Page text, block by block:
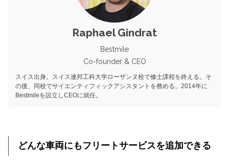
Raphael Gindrat
Bestmile
Co-founder & CEO
スイス出身。スイス連邦工科大学ローザンヌ校で修士課程を終える。そ
の後、同校でサイエンティフィックアシスタントを務める。2014年に
Bestmileを設立しCEOに就任。
どんな車両にもフリートサービスを追加できる